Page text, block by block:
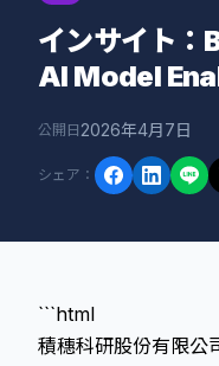
インサイト
AI Model
公開日 2026年4月7日
シェア ：
```html
積穗科研股份有限